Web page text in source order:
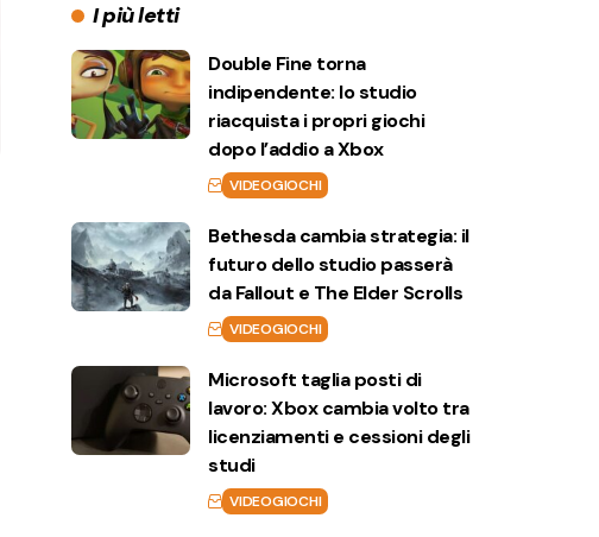
I più letti
Double Fine torna
indipendente: lo studio
riacquista i propri giochi
dopo l’addio a Xbox
VIDEOGIOCHI
Bethesda cambia strategia: il
futuro dello studio passerà
da Fallout e The Elder Scrolls
VIDEOGIOCHI
Microsoft taglia posti di
lavoro: Xbox cambia volto tra
licenziamenti e cessioni degli
studi
VIDEOGIOCHI